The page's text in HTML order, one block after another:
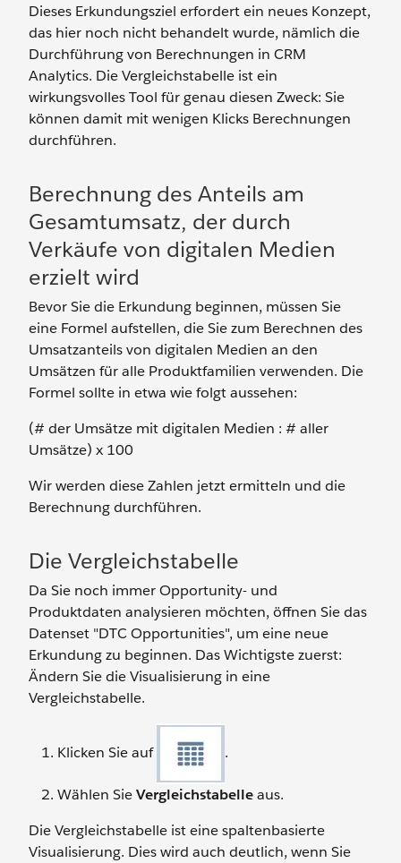
Dieses Erkundungsziel erfordert ein neues Konzept,
das hier noch nicht behandelt wurde, nämlich die
Durchführung von Berechnungen in CRM
Analytics. Die Vergleichstabelle ist ein
wirkungsvolles Tool für genau diesen Zweck: Sie
können damit mit wenigen Klicks Berechnungen
durchführen.
Berechnung des Anteils am
Gesamtumsatz, der durch
Verkäufe von digitalen Medien
erzielt wird
Bevor Sie die Erkundung beginnen, müssen Sie
eine Formel aufstellen, die Sie zum Berechnen des
Umsatzanteils von digitalen Medien an den
Umsätzen für alle Produktfamilien verwenden. Die
Formel sollte in etwa wie folgt aussehen:
(# der Umsätze mit digitalen Medien : # aller
Umsätze) x 100
Wir werden diese Zahlen jetzt ermitteln und die
Berechnung durchführen.
Die Vergleichstabelle
Da Sie noch immer Opportunity- und
Produktdaten analysieren möchten, öffnen Sie das
Datenset "DTC Opportunities", um eine neue
Erkundung zu beginnen. Das Wichtigste zuerst:
Ändern Sie die Visualisierung in eine
Vergleichstabelle.
Klicken Sie auf .
Wählen SieVergleichstabelleaus.
Die Vergleichstabelle ist eine spaltenbasierte
Visualisierung. Dies wird auch deutlich, wenn Sie